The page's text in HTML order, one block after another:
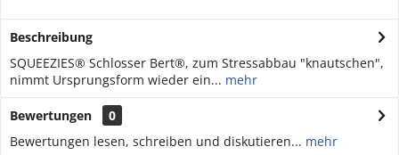
Beschreibung
SQUEEZIES® Schlosser Bert®, zum Stressabbau "knautschen",
nimmt Ursprungsform wieder ein... mehr
Bewertungen
0
Bewertungen lesen, schreiben und diskutieren... mehr